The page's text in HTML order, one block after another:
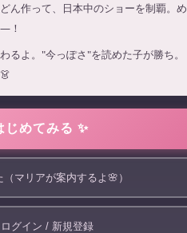
ん作って、日本中のショーを制覇。め
！
るよ。"今っぽさ"を読めた子が勝ち。
じめてみる ✨
マリアが案内するよ🌸）
グイン / 新規登録